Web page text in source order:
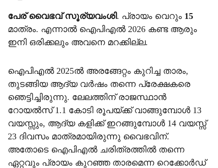
പേര് വൈഭവ് സൂര്യവംശി . പ്രായം വെറും 15
മാത്രം. എന്നാൽ ഐപിഎൽ 2026 കണ്ട ആരും
ഇനി ഒരിക്കലും അവനെ മറക്കില്ല.
ഐപിഎൽ 2025ൽ അരങ്ങേറ്റം കുറിച്ച താരം,
തുടങ്ങിയ ആദ്യ വർഷം തന്നെ പ്രേക്ഷകരെ
ഞെട്ടിച്ചിരുന്നു. ലേലത്തിന് രാജസ്ഥാൻ
റോയൽസ് 1.1 കോടി രൂപയ്ക്ക് വാങ്ങുമ്പോൾ 13
വയസ്സും, ആദ്യ കളിക്ക് ഇറങ്ങുമ്പോൾ 14 വയസ്സ്
23 ദിവസം മാത്രമായിരുന്നു വൈഭവിന്.
അതോടെ ഐപിഎൽ ചരിത്രത്തിൽ തന്നെ
ഏറ്റവും പ്രായം കുറഞ്ഞ താരമെന്ന റെക്കോർഡ്